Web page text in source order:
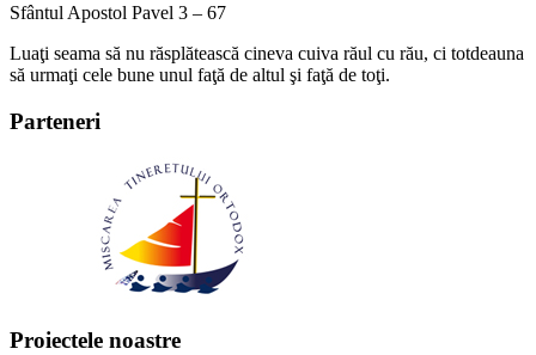
Sfântul Apostol Pavel 3 – 67
Luaţi seama să nu răsplătească cineva cuiva răul cu rău, ci totdeauna
să urmaţi cele bune unul faţă de altul şi faţă de toţi.
Parteneri
Proiectele noastre